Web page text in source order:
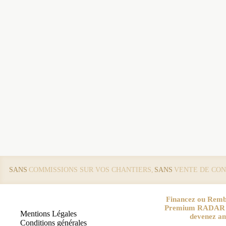
SANS COMMISSIONS SUR VOS CHANTIERS, SANS VENTE DE
Mentions Légales
Conditions générales
Financez ou
Premium
devenez